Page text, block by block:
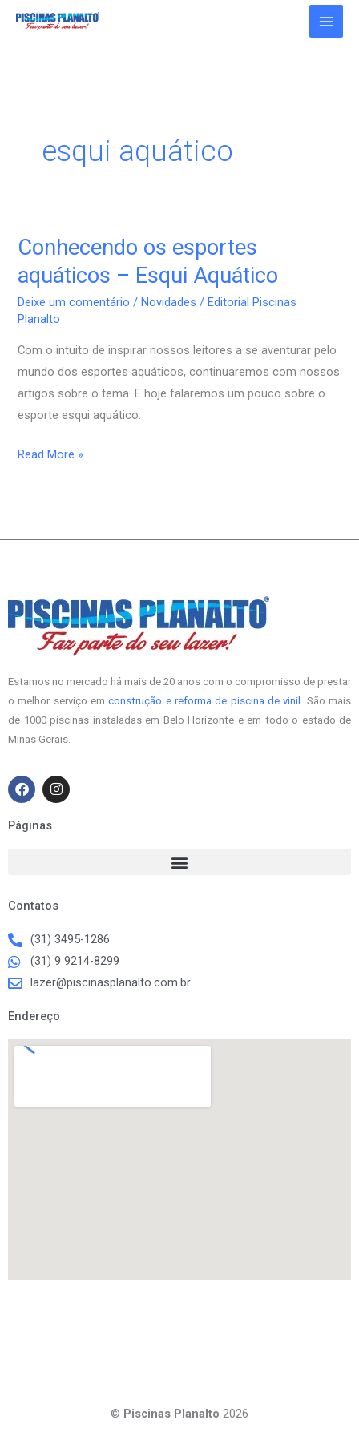
esqui aquático
Conhecendo os esportes
aquáticos – Esqui Aquático
Deixe um comentário /Novidades /Editorial Piscinas
Planalto
Com o intuito de inspirar nossos leitores a se aventurar pelo
mundo dos esportes aquáticos, continuaremos com nossos
artigos sobre o tema. E hoje falaremos um pouco sobre o
esporte esqui aquático.
Conhecendo
esportes
aquáticos
Esqui
Aquático
Read More »
Estamos no mercado há mais de 20 anos com o compromisso de prestar
o melhor serviço emconstrução e reforma de piscina de vinil . São mais
de 1000 piscinas instaladas em Belo Horizonte e em todo o estado de
Minas Gerais.
F
a
c
e
b
I
n
s
Páginas
Contatos
(31) 3495-1286
(31) 9 9214-8299
lazer@piscinasplanalto.com.br
Endereço
© Piscinas Planalto 2026